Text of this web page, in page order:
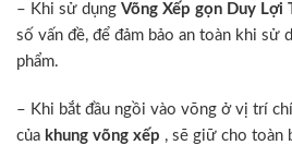
– Khi sử dụng Võng Xếp gọn Duy Lợi
số vấn đề, để đảm bảo an toàn khi sử
phẩm.
– Khi bắt đầu ngồi vào võng ở vị trí
của khung võng xếp , sẽ giữ cho toàn